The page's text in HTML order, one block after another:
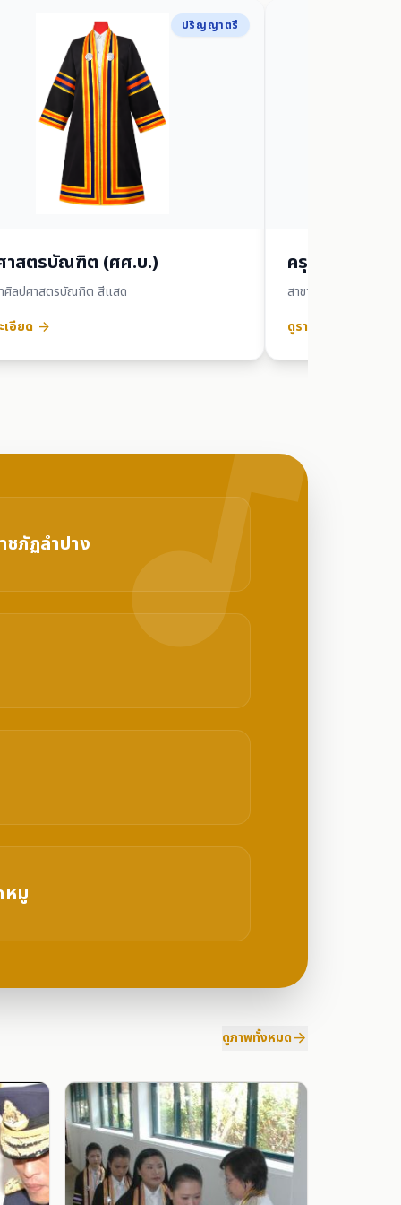
ปริญญาตรี
าสตรบัณฑิต (ศศ.บ.)
าศิลปศาสตรบัณฑิต สีแสด
เอียด arrow_forward
ครุศาสตรบัณ
สาขาวิชาครุศาสตร์บัณ
ดูรายละเอียด
music_note
ชภัฏลำปาง
หมู
ดูภาพทั้งหมดarrow_forward